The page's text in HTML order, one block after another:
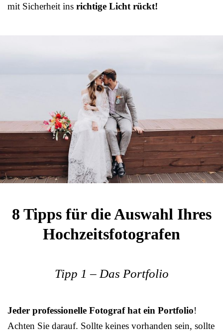
mit Sicherheit ins richtige Licht rückt!
8 Tipps für die Auswahl Ihres
Hochzeitsfotografen
Tipp 1 – Das Portfolio
Jeder professionelle Fotograf hat ein Portfolio!
Achten Sie darauf. Sollte keines vorhanden sein, sollte